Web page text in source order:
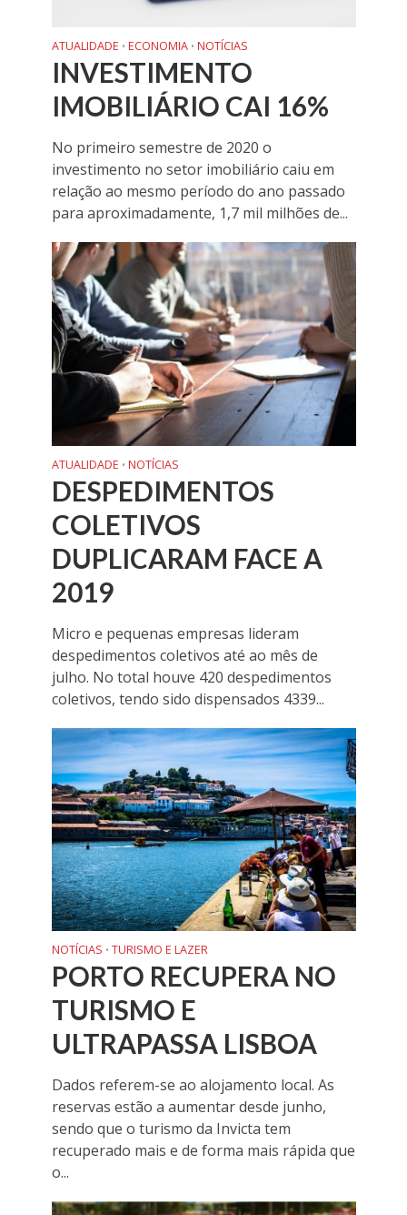
ATUALIDADE • ECONOMIA • NOTÍCIAS
INVESTIMENTO
IMOBILIÁRIO CAI 16%
No primeiro semestre de 2020 o
investimento no setor imobiliário caiu em
relação ao mesmo período do ano passado
para aproximadamente, 1,7 mil milhões de...
ATUALIDADE • NOTÍCIAS
DESPEDIMENTOS
COLETIVOS
DUPLICARAM FACE A
2019
Micro e pequenas empresas lideram
despedimentos coletivos até ao mês de
julho. No total houve 420 despedimentos
coletivos, tendo sido dispensados 4339...
NOTÍCIAS • TURISMO E LAZER
PORTO RECUPERA NO
TURISMO E
ULTRAPASSA LISBOA
Dados referem-se ao alojamento local. As
reservas estão a aumentar desde junho,
sendo que o turismo da Invicta tem
recuperado mais e de forma mais rápida que
o...